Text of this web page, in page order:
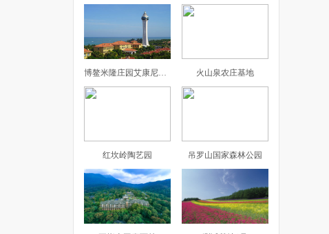
博鳌米隆庄园艾康尼克度假酒店 火山泉农庄基地
红坎岭陶艺园 吊罗山国家森林公园